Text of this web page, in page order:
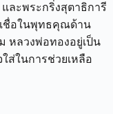
ละพระกริ่งสุตาธิการี
ชื่อในพุทธคุณด้าน
หลวงพ่อทองอยู่เป็น
ส่ในการช่วยเหลือ